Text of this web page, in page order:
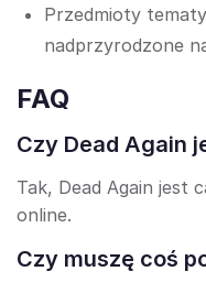
Przedmioty
nadprzyrodzone
FAQ
Czy Dead Again
Tak, Dead Again jest
online.
Czy muszę coś